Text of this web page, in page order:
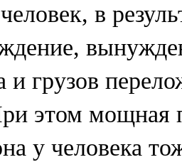
в
и грузов
этом мощная
у человека